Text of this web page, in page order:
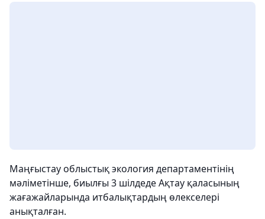
Маңғыстау облыстық экология департаментінің
мәліметінше, биылғы 3 шілдеде Ақтау қаласының
жағажайларында итбалықтардың өлекселері
анықталған.